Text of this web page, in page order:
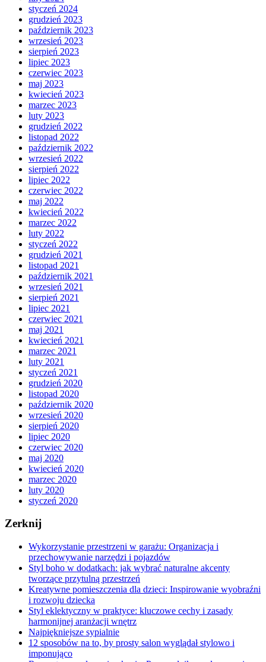
styczeń 2024
grudzień 2023
październik 2023
wrzesień 2023
sierpień 2023
lipiec 2023
czerwiec 2023
maj 2023
kwiecień 2023
marzec 2023
luty 2023
grudzień 2022
listopad 2022
październik 2022
wrzesień 2022
sierpień 2022
lipiec 2022
czerwiec 2022
maj 2022
kwiecień 2022
marzec 2022
luty 2022
styczeń 2022
grudzień 2021
listopad 2021
październik 2021
wrzesień 2021
sierpień 2021
lipiec 2021
czerwiec 2021
maj 2021
kwiecień 2021
marzec 2021
luty 2021
styczeń 2021
grudzień 2020
listopad 2020
październik 2020
wrzesień 2020
sierpień 2020
lipiec 2020
czerwiec 2020
maj 2020
kwiecień 2020
marzec 2020
luty 2020
styczeń 2020
Zerknij
Wykorzystanie przestrzeni w garażu: Organizacja i
przechowywanie narzędzi i pojazdów
Styl boho w dodatkach: jak wybrać naturalne akcenty
tworzące przytulną przestrzeń
Kreatywne pomieszczenia dla dzieci: Inspirowanie wyobraźni
i rozwoju dziecka
Styl eklektyczny w praktyce: kluczowe cechy i zasady
harmonijnej aranżacji wnętrz
Najpiękniejsze sypialnie
12 sposobów na to, by prosty salon wyglądał stylowo i
imponująco